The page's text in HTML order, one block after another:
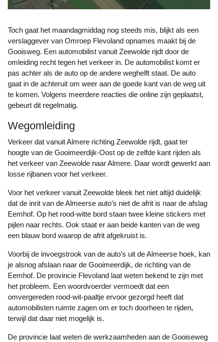
Toch gaat het maandagmiddag nog steeds mis, blijkt als een
verslaggever van Omroep Flevoland opnames maakt bij de
Gooisweg. Een automobilist vanuit Zeewolde rijdt door de
omleiding recht tegen het verkeer in. De automobilist komt er
pas achter als de auto op de andere weghelft staat. De auto
gaat in de achteruit om weer aan de goede kant van de weg uit
te komen. Volgens meerdere reacties die online zijn geplaatst,
gebeurt dit regelmatig.
Wegomleiding
Verkeer dat vanuit Almere richting Zeewolde rijdt, gaat ter
hoogte van de Gooimeerdijk-Oost op de zelfde kant rijden als
het verkeer van Zeewolde naar Almere. Daar wordt gewerkt aan
losse rijbanen voor het verkeer.
Voor het verkeer vanuit Zeewolde bleek het niet altijd duidelijk
dat de inrit van de Almeerse auto’s niet de afrit is naar de afslag
Eemhof. Op het rood-witte bord staan twee kleine stickers met
pijlen naar rechts. Ook staat er aan beide kanten van de weg
een blauw bord waarop de afrit afgekruist is.
Voorbij de invoegstrook van de auto’s uit de Almeerse hoek, kan
je alsnog afslaan naar de Gooimeerdijk, de richting van de
Eemhof. De provincie Flevoland laat weten bekend te zijn met
het probleem. Een woordvoerder vermoedt dat een
omvergereden rood-wit-paaltje ervoor gezorgd heeft dat
automobilisten ruimte zagen om er toch doorheen te rijden,
terwijl dat daar niet mogelijk is.
De provincie laat weten de werkzaamheden aan de Gooiseweg